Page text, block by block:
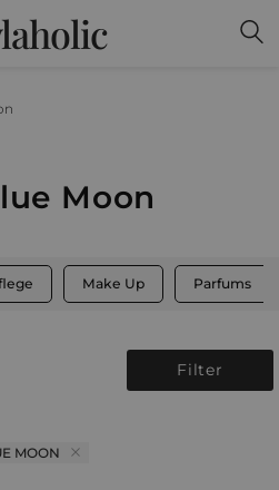
Moon
Make Up Parfums
Filter
MOON